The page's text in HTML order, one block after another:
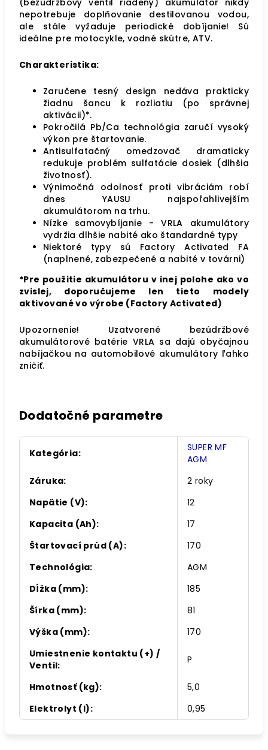
(bezúdržbový ventil riadený) akumulátor nikdy
nepotrebuje doplňovanie destilovanou vodou,
ale stále vyžaduje periodické dobíjanie! Sú
ideálne pre motocykle, vodné skútre, ATV.
Charakteristika:
Zaručene tesný design nedáva prakticky
žiadnu šancu k rozliatiu (po správnej
aktivácii)*.
Pokročilá Pb/Ca technológia zaručí vysoký
výkon pre štartovanie.
Antisulfatačný omedzovač dramaticky
redukuje problém sulfatácie dosiek (dlhšia
životnosť).
Výnimočná odolnosť proti vibráciám robí
dnes YAUSU najspoľahlivejším
akumulátorom na trhu.
Nízke samovybíjanie - VRLA akumulátory
vydržia dlhšie nabité ako štandardné typy
Niektoré typy sú Factory Activated FA
(naplnené, zabezpečené a nabité v továrni)
*Pre použitie akumulátoru v inej polohe ako vo
zvislej, doporučujeme len tieto modely
aktivované vo výrobe (Factory Activated)
Upozornenie! Uzatvorené bezúdržbové
akumulátorové batérie VRLA sa dajú obyčajnou
nabíjačkou na automobilové akumulátory ľahko
zničiť.
Dodatočné parametre
Kategória:
SUPER MF
AGM
Záruka:
2 roky
Napätie (V):
12
Kapacita (Ah):
17
Štartovací prúd (A):
170
Technológia:
AGM
Dĺžka (mm):
185
Šírka (mm):
81
Výška (mm):
170
Umiestnenie kontaktu (+) /
Ventil: P
Hmotnosť (kg):
5,0
Elektrolyt (l): 0,95